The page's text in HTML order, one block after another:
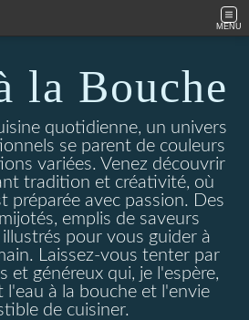
MENU
la Bouche
quotidienne, un univers
se parent de couleurs
variées. Venez découvrir
tradition et créativité, où
préparée avec passion. Des
emplis de saveurs
pour vous guider à
Laissez-vous tenter par
et généreux qui, je l'espère,
à la bouche et l'envie
de cuisiner.